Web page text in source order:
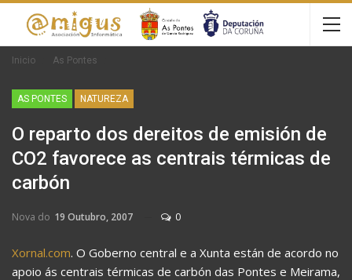
Inicio As Pontes
AS PONTES NATUREZA
O reparto dos dereitos de emisión de
CO2 favorece as centrais térmicas de
carbón
Nova do 19 Outubro, 2007 0
Xornal.com. O Goberno central e a Xunta están de acordo no
apoio ás centrais térmicas de carbón das Pontes e Meirama,